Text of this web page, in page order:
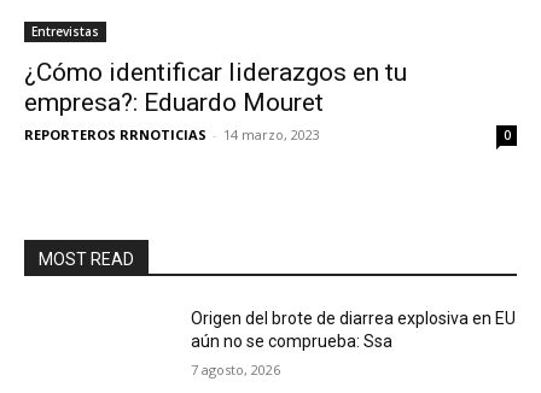
Entrevistas
¿Cómo identificar liderazgos en tu
empresa?: Eduardo Mouret
REPORTEROS RRNOTICIAS - 14 marzo, 2023 0
MOST READ
Origen del brote de diarrea explosiva en EU
aún no se comprueba: Ssa
7 agosto, 2026